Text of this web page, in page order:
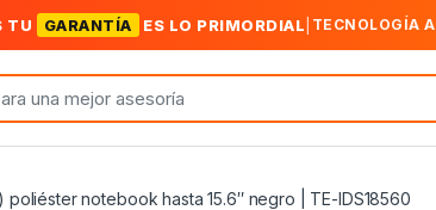
TU GARANTÍA ES LO PRIMORDIAL TECNOLOGÍA
poliéster notebook hasta 15.6″ negro | TE-IDS18560